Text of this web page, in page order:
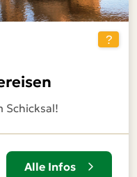
Schicksal!
Alle Infos